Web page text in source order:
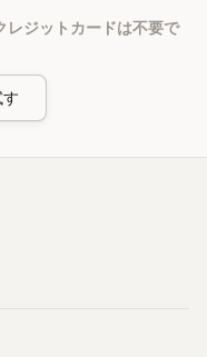
ジットカードは不要で